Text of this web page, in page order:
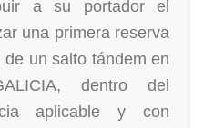
a su portador el
una primera reserva
un salto tándem en
dentro del
aplicable y con